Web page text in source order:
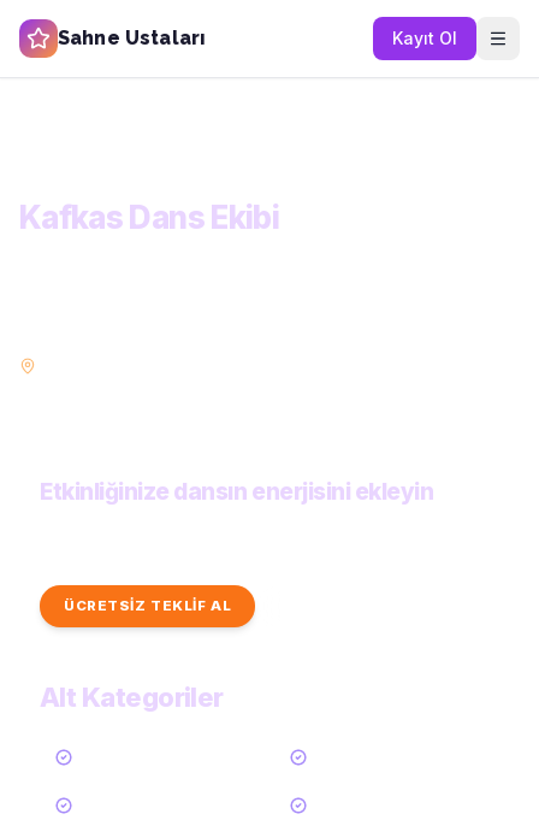
Sahne Ustaları Kayıt Ol
Kafkas Dans Ekibi
Etkinliğinize dansın enerjisini ekleyin
ÜCRETSİZ TEKLİF AL
Alt Kategoriler